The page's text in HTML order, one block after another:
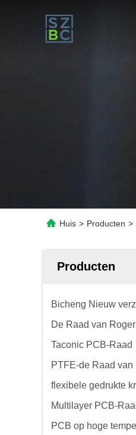
Huis > Producten >
Producten
Bicheng Nieuw
De Raad van
Taconic PCB-Raad
PTFE-de Raad van
flexibele gedrukte
Multilayer PCB-
PCB op hoge